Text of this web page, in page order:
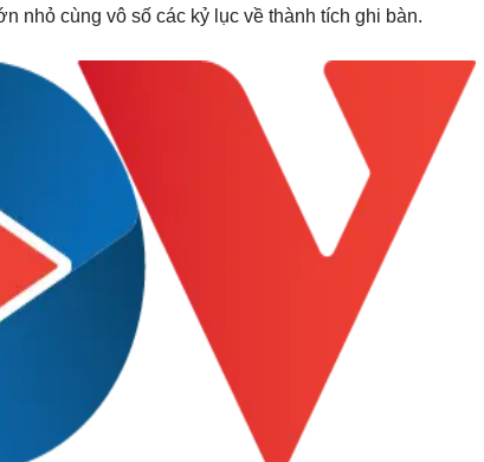
- Điện ảnh
Nghệ sĩ
Thời trang
Tư vấn
Săn Tour
check-in
nhỏ cùng vô số các kỷ lục về thành tích ghi bàn.